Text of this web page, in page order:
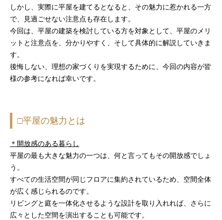
しかし、実際に平屋を建てるとなると、その魅力に惹かれる一方
で、見過ごせない注意点も存在します。
今回は、平屋の建築を検討している方を対象として、平屋のメリ
ットと注意点を、分かりやすく、そして具体的に解説していきま
す。
後悔しない、理想の家づくりを実現するために、今回の内容が皆
様の参考になれば幸いです。
□平屋の魅力とは
＊開放感のある暮らし
平屋の最も大きな魅力の一つは、何と言ってもその開放感でしょ
う。
すべての生活空間が同じフロアに集約されているため、空間全体
が広く感じられるのです。
リビングと庭を一体化させるような設計を取り入れれば、さらに
広々とした空間を演出することも可能です。